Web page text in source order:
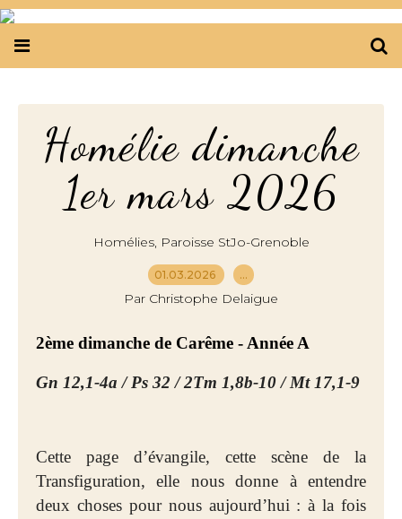
Homélie dimanche
1er mars 2026
Homélies, Paroisse StJo-Grenoble
01.03.2026 …
Par Christophe Delaigue
2ème dimanche de Carême - Année A
Gn 12,1-4a / Ps 32 / 2Tm 1,8b-10 / Mt 17,1-9
Cette page d’évangile, cette scène de la
Transfiguration, elle nous donne à entendre
deux choses pour nous aujourd’hui : à la fois